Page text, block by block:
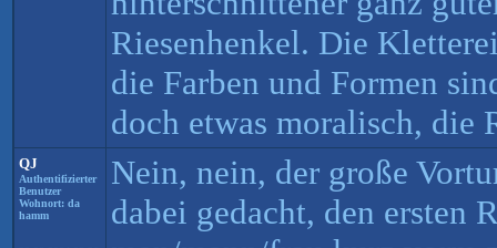
Riesenhenkel. Die
die Farben und Formen
doch etwas moralisch, die
QJ
Authentifizierter
Benutzer
Wohnort: da
hamm
Nein, nein, der große
dabei gedacht, den ersten